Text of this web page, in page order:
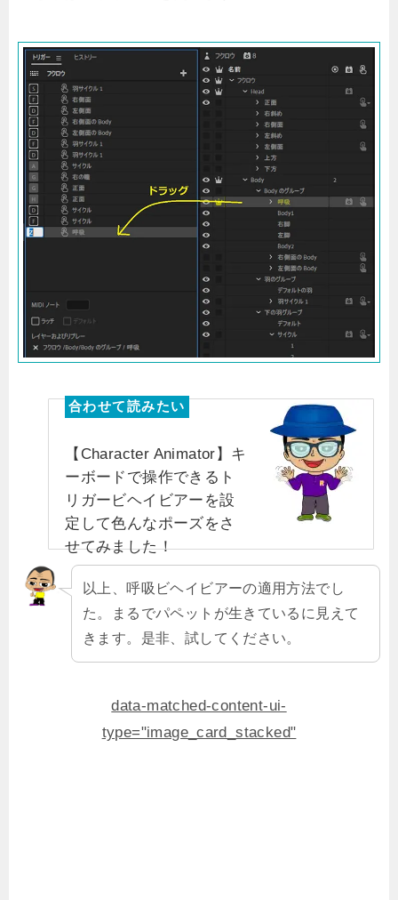
【Character Animator】キ
ーボードで操作できるト
リガービヘイビアーを設
定して色んなポーズをさ
せてみました！
以上、呼吸ビヘイビアーの適用方法でし
た。まるでパペットが生きているに見えて
きます。是非、試してください。
data-matched-content-ui-
type="image_card_stacked"